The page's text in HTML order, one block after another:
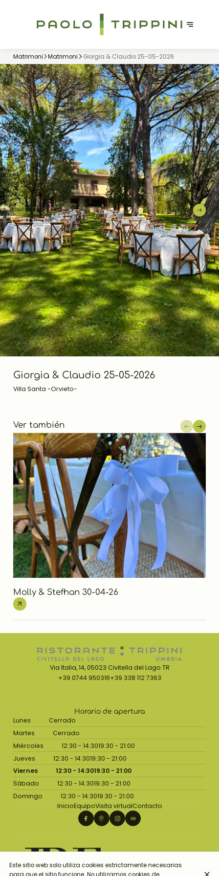
Matrimoni Matrimoni Giorgia & Claudio 25-05-2026
Giorgia & Claudio 25-05-2026
Villa Santa -Orvieto-
Ver también
Molly & Stefhan 30-04-26
Via Italia, 14, 05023 Civitella del Lago TR
+39 0744 950316+39 338 112 7363
Horario de apertura
Lunes
Cerrado
Martes
Cerrado
Miércoles
12:30 - 14:3019:30 - 21:00
Jueves
12:30 - 14:3019:30 - 21:00
Viernes
12:30 - 14:3019:30 - 21:00
Sábado
12:30 - 14:3019:30 - 21:00
Domingo
12:30 - 14:3019:30 - 21:00
InicioEquipoVisita virtualContacto
Este sitio web solo utiliza cookies estrictamente necesarias